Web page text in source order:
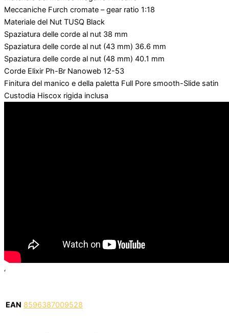
Meccaniche Furch cromate – gear ratio 1:18
Materiale del Nut TUSQ Black
Spaziatura delle corde al nut 38 mm
Spaziatura delle corde al nut (43 mm) 36.6 mm
Spaziatura delle corde al nut (48 mm) 40.1 mm
Corde Elixir Ph-Br Nanoweb 12-53
Finitura del manico e della paletta Full Pore smooth-Slide satin
Custodia Hiscox rigida inclusa
‘
EAN 8596387009528